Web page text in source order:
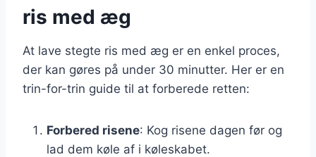
ris med æg
At lave stegte ris med æg er en enkel proces,
der kan gøres på under 30 minutter. Her er en
trin-for-trin guide til at forberede retten:
Forbered risene: Kog risene dagen før og
lad dem køle af i køleskabet.